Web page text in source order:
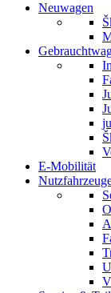
Neuwagen
E-Mobilität